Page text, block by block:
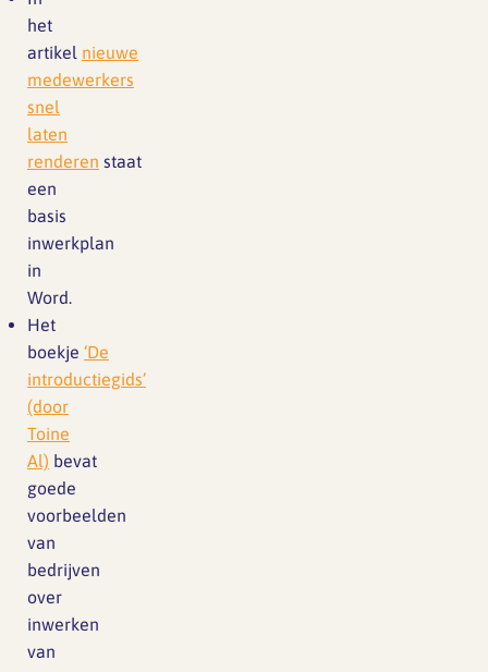
het
artikel nieuwe
medewerkers
snel
laten
renderen staat
een
basis
inwerkplan
in
Word.
Het
boekje ‘De
introductiegids’
(door
Toine
Al) bevat
goede
voorbeelden
van
bedrijven
over
inwerken
van